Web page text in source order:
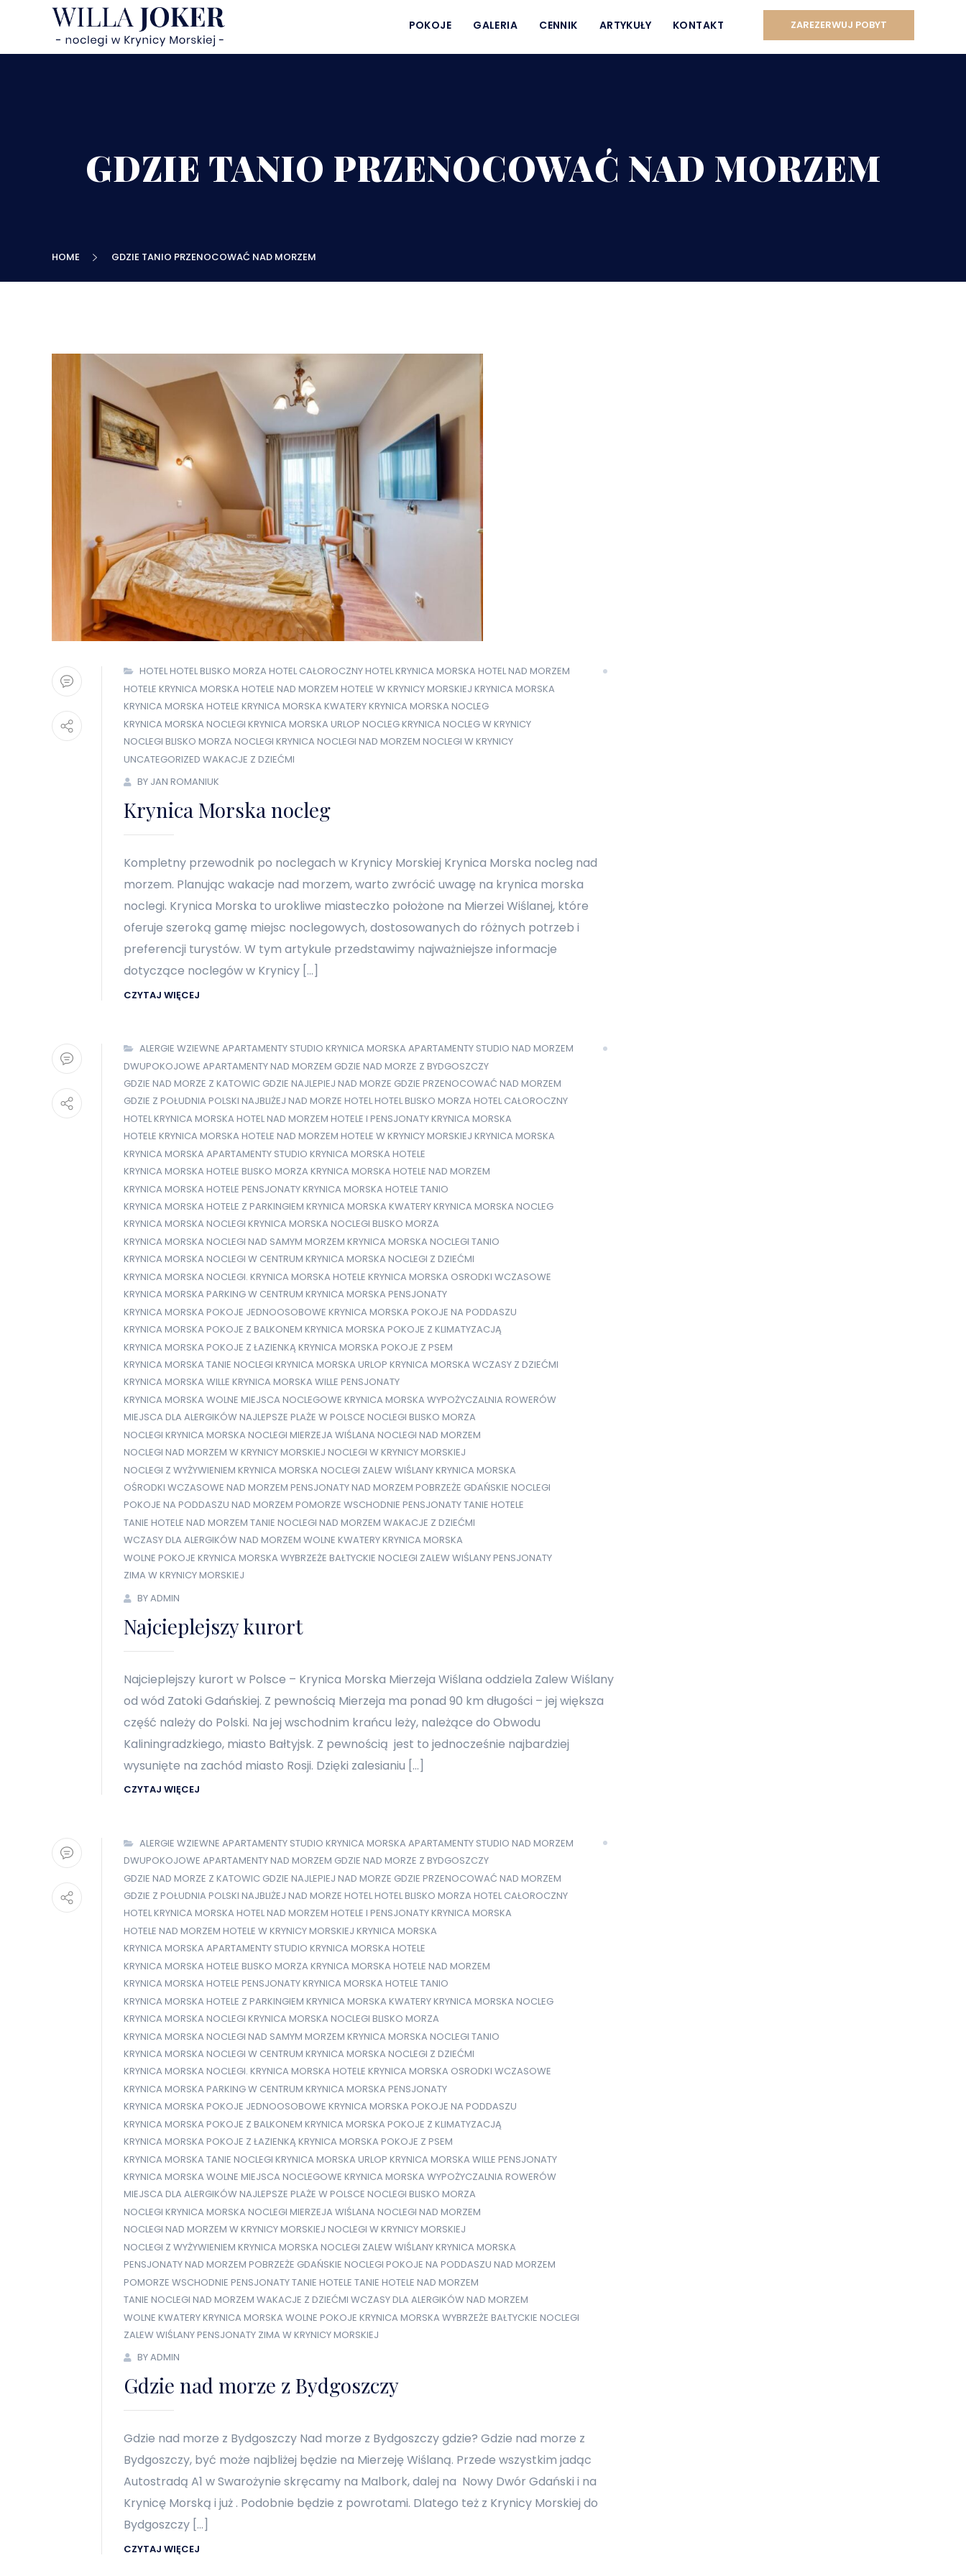
POKOJE GALERIA CENNIK ARTYKUŁY KONTAKT ZAREZERWUJ POBYT
GDZIE TANIO PRZENOCOWAĆ NAD MORZEM
HOME GDZIE TANIO PRZENOCOWAĆ NAD MORZEM
HOTELHOTEL BLISKO MORZA HOTEL CAŁOROCZNYHOTEL KRYNICA MORSKA HOTEL NAD MORZEM
HOTELE KRYNICA MORSKA HOTELE NAD MORZEM HOTELE W KRYNICY MORSKIEJ KRYNICA MORSKA
KRYNICA MORSKA HOTELE KRYNICA MORSKA KWATERYKRYNICA MORSKA NOCLEG
KRYNICA MORSKA NOCLEGI KRYNICA MORSKA URLOP NOCLEG KRYNICA NOCLEG W KRYNICY
NOCLEGI BLISKO MORZA NOCLEGI KRYNICA NOCLEGI NAD MORZEM NOCLEGI W KRYNICY
UNCATEGORIZED WAKACJE Z DZIEĆMI
BY JAN ROMANIUK
Krynica Morska nocleg
Kompletny przewodnik po noclegach w Krynicy Morskiej Krynica Morska nocleg nad
morzem. Planując wakacje nad morzem, warto zwrócić uwagę na krynica morska
noclegi. Krynica Morska to urokliwe miasteczko położone na Mierzei Wiślanej, które
oferuje szeroką gamę miejsc noclegowych, dostosowanych do różnych potrzeb i
preferencji turystów. W tym artykule przedstawimy najważniejsze informacje
dotyczące noclegów w Krynicy […]
CZYTAJ WIĘCEJ
ALERGIE WZIEWNE APARTAMENTY STUDIO KRYNICA MORSKA APARTAMENTY STUDIO NAD MORZEM
DWUPOKOJOWE APARTAMENTY NAD MORZEM GDZIE NAD MORZE Z BYDGOSZCZY
GDZIE NAD MORZE Z KATOWIC GDZIE NAJLEPIEJ NAD MORZE GDZIE PRZENOCOWAĆ NAD MORZEM
GDZIE Z POŁUDNIA POLSKI NAJBLIŻEJ NAD MORZE HOTELHOTEL BLISKO MORZA HOTEL CAŁOROCZNY
HOTEL KRYNICA MORSKA HOTEL NAD MORZEM HOTELE I PENSJONATY KRYNICA MORSKA
HOTELE KRYNICA MORSKA HOTELE NAD MORZEM HOTELE W KRYNICY MORSKIEJ KRYNICA MORSKA
KRYNICA MORSKA APARTAMENTY STUDIO KRYNICA MORSKA HOTELE
KRYNICA MORSKA HOTELE BLISKO MORZA KRYNICA MORSKA HOTELE NAD MORZEM
KRYNICA MORSKA HOTELE PENSJONATYKRYNICA MORSKA HOTELE TANIO
KRYNICA MORSKA HOTELE Z PARKINGIEM KRYNICA MORSKA KWATERYKRYNICA MORSKA NOCLEG
KRYNICA MORSKA NOCLEGI KRYNICA MORSKA NOCLEGI BLISKO MORZA
KRYNICA MORSKA NOCLEGI NAD SAMYM MORZEM KRYNICA MORSKA NOCLEGI TANIO
KRYNICA MORSKA NOCLEGI W CENTRUM KRYNICA MORSKA NOCLEGI Z DZIEĆMI
KRYNICA MORSKA NOCLEGI. KRYNICA MORSKA HOTELE KRYNICA MORSKA OSRODKI WCZASOWE
KRYNICA MORSKA PARKING W CENTRUM KRYNICA MORSKA PENSJONATY
KRYNICA MORSKA POKOJE JEDNOOSOBOWE KRYNICA MORSKA POKOJE NA PODDASZU
KRYNICA MORSKA POKOJE Z BALKONEM KRYNICA MORSKA POKOJE Z KLIMATYZACJĄ
KRYNICA MORSKA POKOJE Z ŁAZIENKĄ KRYNICA MORSKA POKOJE Z PSEM
KRYNICA MORSKA TANIE NOCLEGI KRYNICA MORSKA URLOP KRYNICA MORSKA WCZASY Z DZIEĆMI
KRYNICA MORSKA WILLE KRYNICA MORSKA WILLE PENSJONATY
KRYNICA MORSKA WOLNE MIEJSCA NOCLEGOWE KRYNICA MORSKA WYPOŻYCZALNIA ROWERÓW
MIEJSCA DLA ALERGIKÓWNAJLEPSZE PLAŻE W POLSCE NOCLEGI BLISKO MORZA
NOCLEGI KRYNICA MORSKA NOCLEGI MIERZEJA WIŚLANA NOCLEGI NAD MORZEM
NOCLEGI NAD MORZEM W KRYNICY MORSKIEJ NOCLEGI W KRYNICY MORSKIEJ
NOCLEGI Z WYŻYWIENIEM KRYNICA MORSKA NOCLEGI ZALEW WIŚLANY KRYNICA MORSKA
OŚRODKI WCZASOWE NAD MORZEM PENSJONATY NAD MORZEM POBRZEŻE GDAŃSKIE NOCLEGI
POKOJE NA PODDASZU NAD MORZEM POMORZE WSCHODNIE PENSJONATYTANIE HOTELE
TANIE HOTELE NAD MORZEM TANIE NOCLEGI NAD MORZEM WAKACJE Z DZIEĆMI
WCZASY DLA ALERGIKÓW NAD MORZEM WOLNE KWATERY KRYNICA MORSKA
WOLNE POKOJE KRYNICA MORSKA WYBRZEŻE BAŁTYCKIE NOCLEGI ZALEW WIŚLANY PENSJONATY
ZIMA W KRYNICY MORSKIEJ
BY ADMIN
Najcieplejszy kurort
Najcieplejszy kurort w Polsce – Krynica Morska Mierzeja Wiślana oddziela Zalew Wiślany
od wód Zatoki Gdańskiej. Z pewnością Mierzeja ma ponad 90 km długości – jej większa
część należy do Polski. Na jej wschodnim krańcu leży, należące do Obwodu
Kaliningradzkiego, miasto Bałtyjsk. Z pewnością jest to jednocześnie najbardziej
wysunięte na zachód miasto Rosji. Dzięki zalesianiu […]
CZYTAJ WIĘCEJ
ALERGIE WZIEWNE APARTAMENTY STUDIO KRYNICA MORSKA APARTAMENTY STUDIO NAD MORZEM
DWUPOKOJOWE APARTAMENTY NAD MORZEM GDZIE NAD MORZE Z BYDGOSZCZY
GDZIE NAD MORZE Z KATOWIC GDZIE NAJLEPIEJ NAD MORZE GDZIE PRZENOCOWAĆ NAD MORZEM
GDZIE Z POŁUDNIA POLSKI NAJBLIŻEJ NAD MORZE HOTELHOTEL BLISKO MORZA HOTEL CAŁOROCZNY
HOTEL KRYNICA MORSKA HOTEL NAD MORZEM HOTELE I PENSJONATY KRYNICA MORSKA
HOTELE NAD MORZEM HOTELE W KRYNICY MORSKIEJ KRYNICA MORSKA
KRYNICA MORSKA APARTAMENTY STUDIO KRYNICA MORSKA HOTELE
KRYNICA MORSKA HOTELE BLISKO MORZA KRYNICA MORSKA HOTELE NAD MORZEM
KRYNICA MORSKA HOTELE PENSJONATYKRYNICA MORSKA HOTELE TANIO
KRYNICA MORSKA HOTELE Z PARKINGIEM KRYNICA MORSKA KWATERYKRYNICA MORSKA NOCLEG
KRYNICA MORSKA NOCLEGI KRYNICA MORSKA NOCLEGI BLISKO MORZA
KRYNICA MORSKA NOCLEGI NAD SAMYM MORZEM KRYNICA MORSKA NOCLEGI TANIO
KRYNICA MORSKA NOCLEGI W CENTRUM KRYNICA MORSKA NOCLEGI Z DZIEĆMI
KRYNICA MORSKA NOCLEGI. KRYNICA MORSKA HOTELE KRYNICA MORSKA OSRODKI WCZASOWE
KRYNICA MORSKA PARKING W CENTRUM KRYNICA MORSKA PENSJONATY
KRYNICA MORSKA POKOJE JEDNOOSOBOWE KRYNICA MORSKA POKOJE NA PODDASZU
KRYNICA MORSKA POKOJE Z BALKONEM KRYNICA MORSKA POKOJE Z KLIMATYZACJĄ
KRYNICA MORSKA POKOJE Z ŁAZIENKĄ KRYNICA MORSKA POKOJE Z PSEM
KRYNICA MORSKA TANIE NOCLEGI KRYNICA MORSKA URLOP KRYNICA MORSKA WILLE PENSJONATY
KRYNICA MORSKA WOLNE MIEJSCA NOCLEGOWE KRYNICA MORSKA WYPOŻYCZALNIA ROWERÓW
MIEJSCA DLA ALERGIKÓWNAJLEPSZE PLAŻE W POLSCE NOCLEGI BLISKO MORZA
NOCLEGI KRYNICA MORSKA NOCLEGI MIERZEJA WIŚLANA NOCLEGI NAD MORZEM
NOCLEGI NAD MORZEM W KRYNICY MORSKIEJ NOCLEGI W KRYNICY MORSKIEJ
NOCLEGI Z WYŻYWIENIEM KRYNICA MORSKA NOCLEGI ZALEW WIŚLANY KRYNICA MORSKA
PENSJONATY NAD MORZEM POBRZEŻE GDAŃSKIE NOCLEGI POKOJE NA PODDASZU NAD MORZEM
POMORZE WSCHODNIE PENSJONATYTANIE HOTELE TANIE HOTELE NAD MORZEM
TANIE NOCLEGI NAD MORZEM WAKACJE Z DZIEĆMI WCZASY DLA ALERGIKÓW NAD MORZEM
WOLNE KWATERY KRYNICA MORSKA WOLNE POKOJE KRYNICA MORSKA WYBRZEŻE BAŁTYCKIE NOCLEGI
ZALEW WIŚLANY PENSJONATY ZIMA W KRYNICY MORSKIEJ
BY ADMIN
Gdzie nad morze z Bydgoszczy
Gdzie nad morze z Bydgoszczy Nad morze z Bydgoszczy gdzie? Gdzie nad morze z
Bydgoszczy, być może najbliżej będzie na Mierzeję Wiślaną. Przede wszystkim jadąc
Autostradą A1 w Swarożynie skręcamy na Malbork, dalej na Nowy Dwór Gdański i na
Krynicę Morską i już . Podobnie będzie z powrotami. Dlatego też z Krynicy Morskiej do
Bydgoszczy […]
CZYTAJ WIĘCEJ